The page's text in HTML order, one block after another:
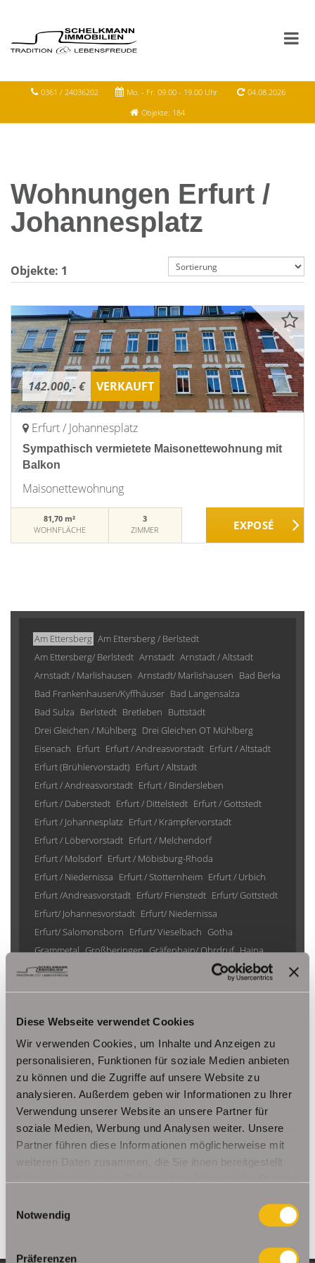
Diese Webseite verwendet Cookies
Wir verwenden Cookies, um Inhalte und Anzeigen zu
personalisieren, Funktionen für soziale Medien anbieten
zu können und die Zugriffe auf unsere Website zu
analysieren. Außerdem geben wir Informationen zu Ihrer
Verwendung unserer Website an unsere Partner für
soziale Medien, Werbung und Analysen weiter. Unsere
Partner führen diese Informationen möglicherweise mit
weiteren Daten zusammen, die Sie ihnen bereitgestellt
Notwendig
Präferenzen
0361 / 24036202 Mo. - Fr. 09.00 - 19.00 Uhr
04.08.2026
Objekte: 184
Wohnungen Erfurt /
Johannesplatz
Objekte: 1
142.000,- € VERKAUFT
Erfurt / Johannesplatz
Sympathisch vermietete Maisonettewohnung mit
Balkon
Maisonettewohnung
81,70 m²
WOHNFLÄCHE
3
ZIMMER
Am Ettersberg Am Ettersberg / Berlstedt
Am Ettersberg/ Berlstedt Arnstadt Arnstadt / Altstadt
Arnstadt / Marlishausen Arnstadt/ Marlishausen Bad Berka
Bad Frankenhausen/Kyffhäuser Bad Langensalza
Bad Sulza Berlstedt Bretleben Buttstädt
Drei Gleichen / Mühlberg Drei Gleichen OT Mühlberg
Eisenach Erfurt Erfurt / Andreasvorstadt Erfurt / Altstadt
Erfurt (Brühlervorstadt) Erfurt / Altstadt
Erfurt / Andreasvorstadt Erfurt / Bindersleben
Erfurt / Daberstedt Erfurt / Dittelstedt Erfurt / Gottstedt
Erfurt / Johannesplatz Erfurt / Krämpfervorstadt
Erfurt / Löbervorstadt Erfurt / Melchendorf
Erfurt / Molsdorf Erfurt / Möbisburg-Rhoda
Erfurt / Niedernissa Erfurt / Stotternheim Erfurt / Urbich
Erfurt /Andreasvorstadt Erfurt/ Frienstedt Erfurt/ Gottstedt
Erfurt/ Johannesvorstadt Erfurt/ Niedernissa
Erfurt/ Salomonsborn Erfurt/ Vieselbach Gotha
Grammetal Großheringen Gräfenhain/ Ohrdruf Haina
Herbsleben
Ohrdruf Riethnordhausen Ruhla
Saalfeld/Saale / Remschütz Steinbach-Hallenberg/ Viernau
Tonna / Gräfentonna Udestedt
Unstrut- Hainich /Großengottern
Weimar / Legefeld
Immo Am Ettersberg Haus Am Ettersberg Häuser Am Ettersberg
kaufen Am Ettersberg Immobilie Am Ettersberg Immobilien Am
Ettersberg
Hauskauf Am Ettersberg
Immobilienkauf Am